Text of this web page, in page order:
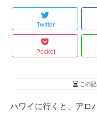
Twitter
Pocket
この
ハワイに行くと、アロ